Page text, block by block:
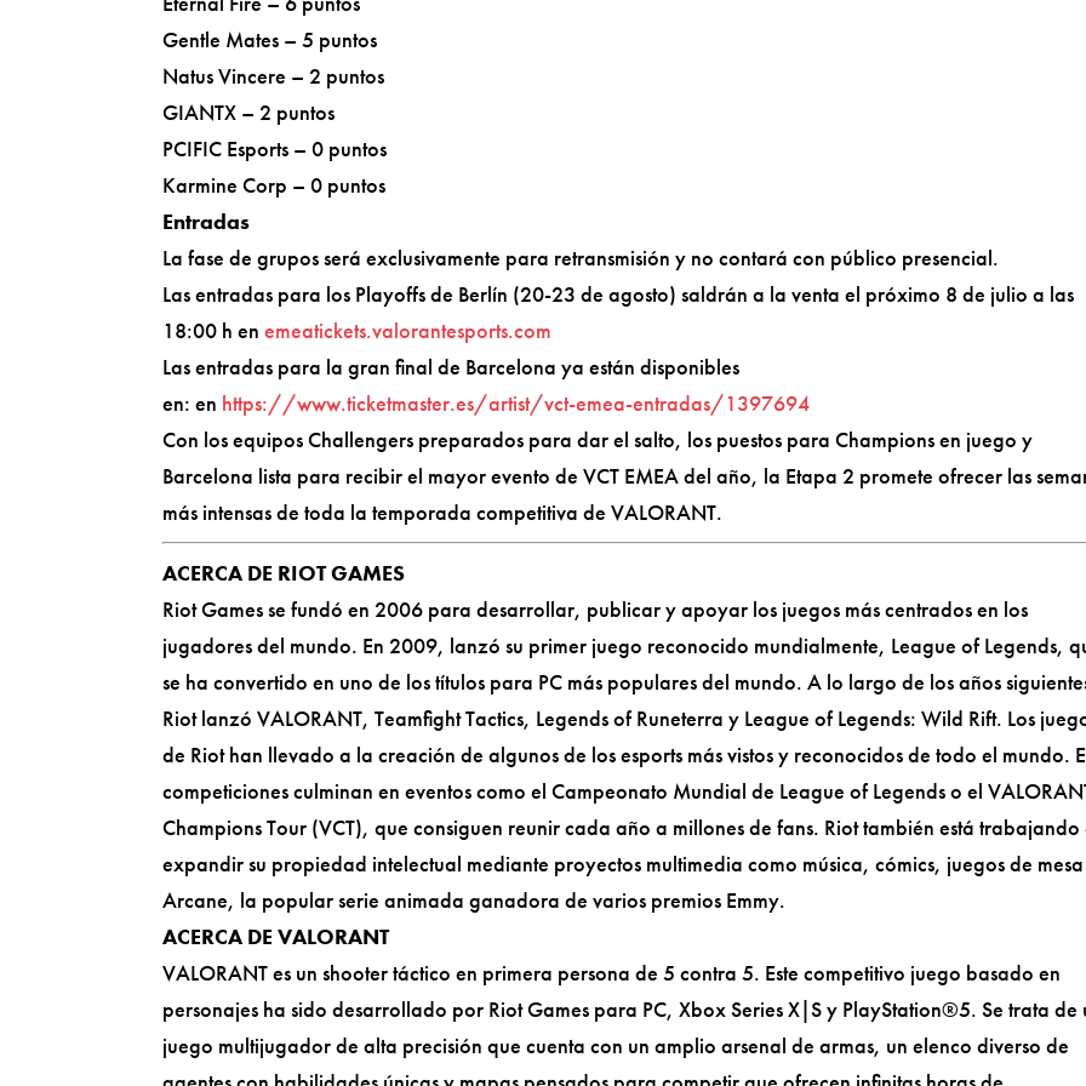
Gentle Mates – 5 puntos
Natus Vincere – 2 puntos
GIANTX – 2 puntos
PCIFIC Esports – 0 puntos
Karmine Corp – 0 puntos
Entradas
La fase de grupos será exclusivamente para retransmisión y no contará con público presencial.
Las entradas para los Playoffs de Berlín (20-23 de agosto) saldrán a la venta el próximo 8 de julio a las
18:00 h enemeatickets.valorantesports.com
Las entradas para la gran final de Barcelona ya están disponibles
en: en https://www.ticketmaster.es/artist/vct-emea-entradas/1397694
Con los equipos Challengers preparados para dar el salto, los puestos para Champions en juego y
Barcelona lista para recibir el mayor evento de VCT EMEA del año, la Etapa 2 promete ofrecer las
más intensas de toda la temporada competitiva de VALORANT.
ACERCA DE RIOT GAMES
Riot Games se fundó en 2006 para desarrollar, publicar y apoyar los juegos más centrados en los
jugadores del mundo. En 2009, lanzó su primer juego reconocido mundialmente, League of Legends,
se ha convertido en uno de los títulos para PC más populares del mundo. A lo largo de los años
Riot lanzó VALORANT, Teamfight Tactics, Legends of Runeterra y League of Legends: Wild Rift. Los
de Riot han llevado a la creación de algunos de los esports más vistos y reconocidos de todo el mundo.
competiciones culminan en eventos como el Campeonato Mundial de League of Legends o el
Champions Tour (VCT), que consiguen reunir cada año a millones de fans. Riot también está trabajando
expandir su propiedad intelectual mediante proyectos multimedia como música, cómics, juegos de
Arcane, la popular serie animada ganadora de varios premios Emmy.
ACERCA DE VALORANT
VALORANT es un shooter táctico en primera persona de 5 contra 5. Este competitivo juego basado en
personajes ha sido desarrollado por Riot Games para PC, Xbox Series X|S y PlayStation®5. Se trata de
juego multijugador de alta precisión que cuenta con un amplio arsenal de armas, un elenco diverso de